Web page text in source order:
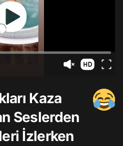
Kaza
Seslerden
İzlerken